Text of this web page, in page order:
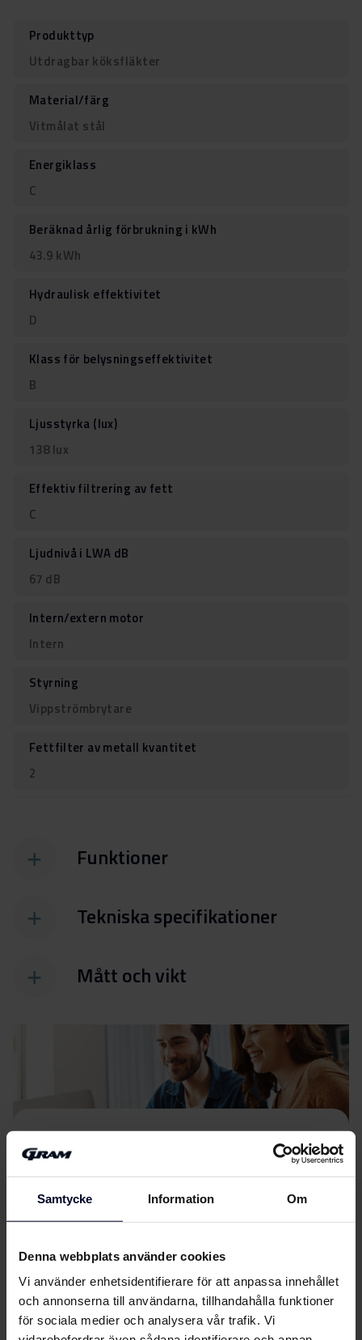
Samtycke Information Om
Denna webbplats använder cookies
Vi använder enhetsidentifierare för att anpassa innehållet
och annonserna till användarna, tillhandahålla funktioner
för sociala medier och analysera vår trafik. Vi
Produkttyp
Utdragbar köksfläkter
Material/färg
Vitmålat stål
Energiklass
C
Beräknad årlig förbrukning i kWh
43.9 kWh
Hydraulisk effektivitet
D
Klass för belysningseffektivitet
B
Ljusstyrka (lux)
138 lux
Effektiv filtrering av fett
C
Ljudnivå i LWA dB
67 dB
Intern/extern motor
Intern
Styrning
Vippströmbrytare
Fettfilter av metall kvantitet
2
Funktioner
Tekniska specifikationer
Mått och vikt
Filer
Energimärkning
Produktdatablad
EU-produktbeskrivning